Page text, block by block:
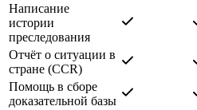
Написание
истории
преследования
Отчёт о ситуации в
стране (CCR)
Помощь в сборе
доказательной базы